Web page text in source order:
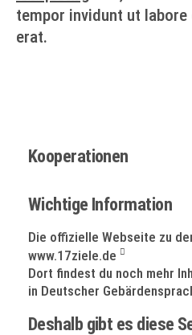
tempor invidunt ut labore
erat.
Kooperationen
Wichtige Information
Die offizielle Webseite zu
www.17ziele.de
Dort findest du noch mehr
in Deutscher
Deshalb gibt es diese